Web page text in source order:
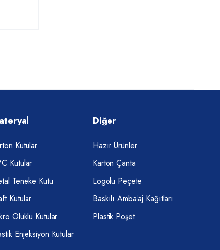
Kutular
Kutular
Teneke Kutu
Kutular
Oluklu Kutular
Enjeksiyon Kutular
Diğer
Hazır Ürünler
Karton Çanta
Logolu Peçete
Baskılı Ambalaj Kağıtları
Plastik Poşet